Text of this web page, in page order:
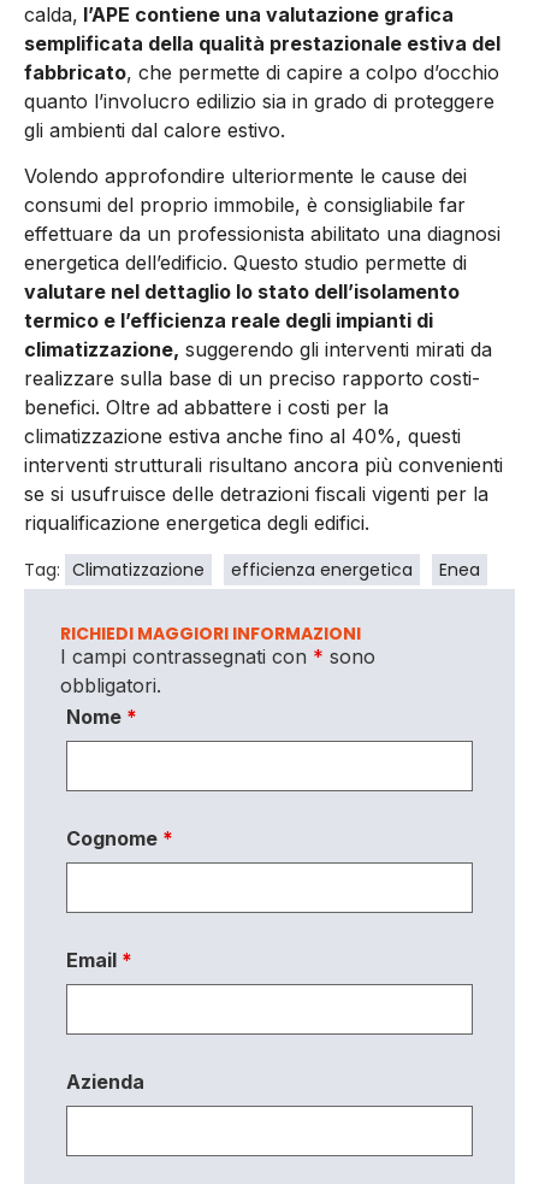
calda, l’APE contiene una valutazione grafica
semplificata della qualità prestazionale estiva del
fabbricato, che permette di capire a colpo d’occhio
quanto l’involucro edilizio sia in grado di proteggere
gli ambienti dal calore estivo.
Volendo approfondire ulteriormente le cause dei
consumi del proprio immobile, è consigliabile far
effettuare da un professionista abilitato una diagnosi
energetica dell’edificio. Questo studio permette di
valutare nel dettaglio lo stato dell’isolamento
termico e l’efficienza reale degli impianti di
climatizzazione, suggerendo gli interventi mirati da
realizzare sulla base di un preciso rapporto costi-
benefici. Oltre ad abbattere i costi per la
climatizzazione estiva anche fino al 40%, questi
interventi strutturali risultano ancora più convenienti
se si usufruisce delle detrazioni fiscali vigenti per la
riqualificazione energetica degli edifici.
Tag: Climatizzazione efficienza energetica Enea
RICHIEDI MAGGIORI INFORMAZIONI
I campi contrassegnati con * sono
obbligatori.
Nome *
Cognome *
Email *
Azienda